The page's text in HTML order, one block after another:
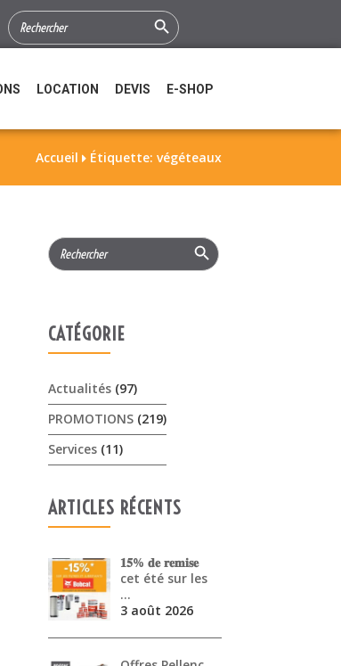
SEARCH
FOR:
Search Button
LOCATION DEVIS E-SHOP
Accueil  Étiquette: végéteaux
Search
for:
Search Button
CATÉGORIE
Actualités (97)
PROMOTIONS (219)
Services (11)
ARTICLES RÉCENTS
𝟏𝟓% 𝐝𝐞 𝐫𝐞𝐦𝐢𝐬𝐞
cet été sur les
…
3 août 2026